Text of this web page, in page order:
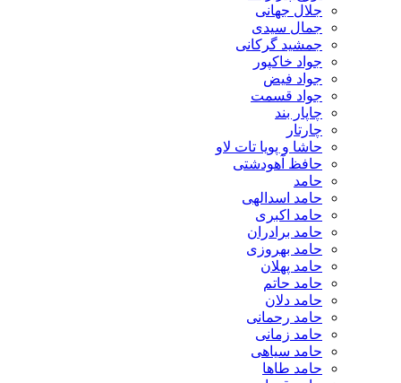
جلال جهانی
جمال سیدی
جمشید گرکانی
جواد خاکپور
جواد فیض
جواد قسمت
چاپار بند
چارتار
حاشا و پویا تات لاو
حافظ آهودشتی
حامد
حامد اسدالهی
حامد اکبری
حامد برادران
حامد بهروزی
حامد پهلان
حامد حاتم
حامد دلان
حامد رحمانی
حامد زمانی
حامد سیاهی
حامد طاها